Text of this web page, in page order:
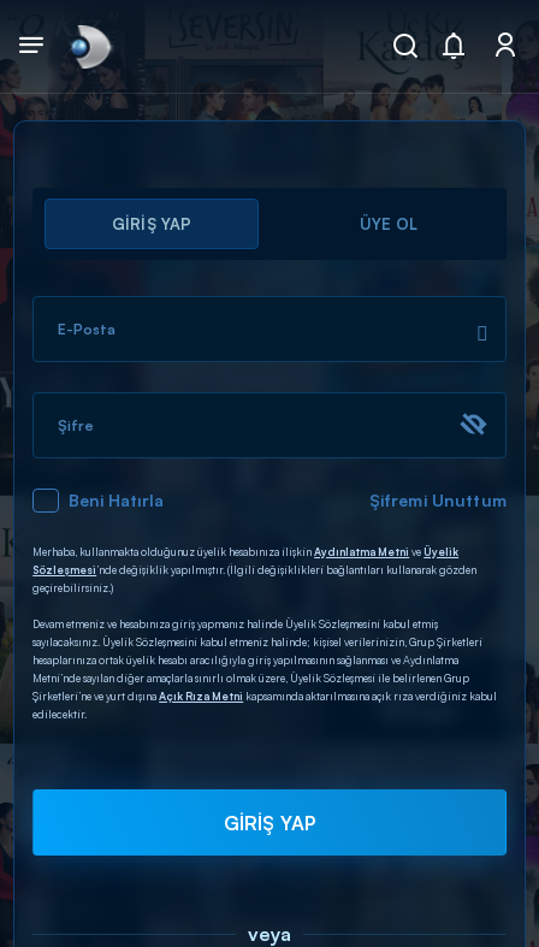
Arama
ARAMA SONUÇLARI
DİĞER SONUÇLAR
GİRİŞ YAP ÜYE OL
E-Posta
Şifre
Beni Hatırla Şifremi Unuttum
Merhaba, kullanmakta olduğunuz üyelik hesabınıza ilişkinAydınlatma Metni veÜyelik
Sözleşmesi’nde değişiklik yapılmıştır. (İlgili değişiklikleri bağlantıları kullanarak gözden
geçirebilirsiniz.)
Devam etmeniz ve hesabınıza giriş yapmanız halinde Üyelik Sözleşmesini kabul etmiş
sayılacaksınız. Üyelik Sözleşmesini kabul etmeniz halinde; kişisel verilerinizin, Grup Şirketleri
hesaplarınıza ortak üyelik hesabı aracılığıyla giriş yapılmasının sağlanması ve Aydınlatma
Metni’nde sayılan diğer amaçlarla sınırlı olmak üzere, Üyelik Sözleşmesi ile belirlenen Grup
Şirketleri’ne ve yurt dışınaAçık Rıza Metni kapsamında aktarılmasına açık rıza verdiğiniz kabul
edilecektir.
GİRİŞ YAP
veya